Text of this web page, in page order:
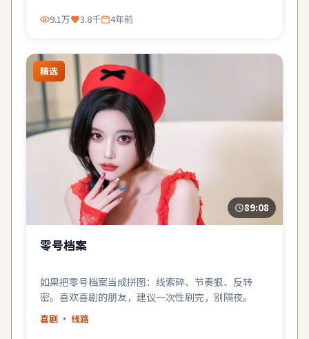
9.1万 3.8千 4年前
精选
89:08
零号档案
如果把零号档案当成拼图：线索碎、节奏狠、反转
密。喜欢喜剧的朋友，建议一次性刷完，别隔夜。
喜剧 · 线路